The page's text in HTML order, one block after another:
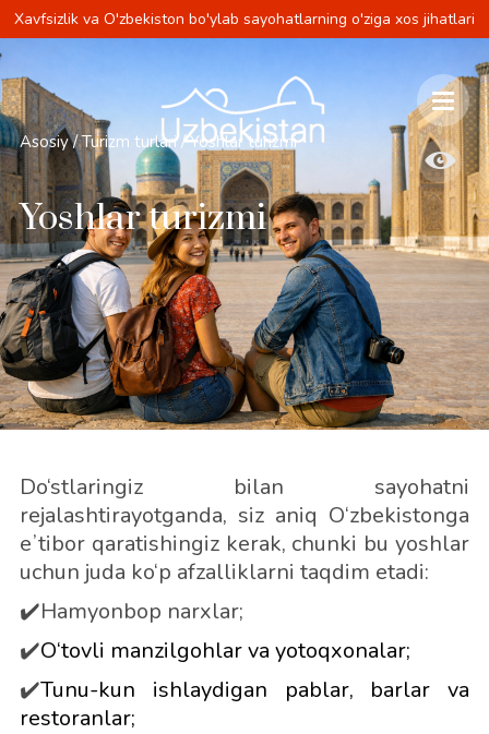
Xavfsizlik va O'zbekiston bo'ylab sayohatlarning o'ziga xos jihatlari
Asosiy / Turizm turlari / Yoshlar turizmi
Yoshlar turizmi
Do‘stlaringiz bilan sayohatni
rejalashtirayotganda, siz aniq O‘zbekistonga
eʼtibor qaratishingiz kerak, chunki bu yoshlar
uchun juda ko‘p afzalliklarni taqdim etadi:
✔️Hamyonbop narxlar;
✔️O‘tovli manzilgohlar va yotoqxonalar;
✔️Tunu-kun ishlaydigan pablar, barlar va
restoranlar;